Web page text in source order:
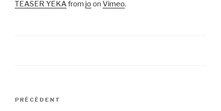
TEASER YEKA from jo on Vimeo.
Navigation
Article
PRÉCÉDENT